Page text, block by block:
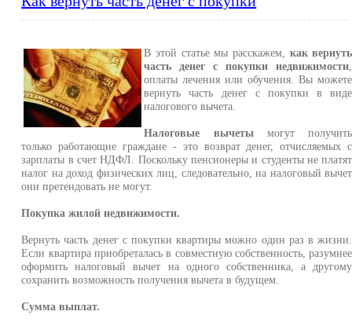
В этой статье мы расскажем, как вернуть
часть денег с покупки недвижимости
оплаты лечения или обучения. Вы можете
вернуть часть денег с покупки в виде
налогового вычета.
Налоговые вычетымогут получить
только работающие граждане - это возврат денег, отчисляемых с
зарплаты в счет НДФЛ. Поскольку пенсионеры и студенты не платят
налог на доход физических лиц, следовательно, на налоговый вычет
они претендовать не могут.
Покупка жилой недвижимости.
Вернуть часть денег с покупки квартиры можно один раз в жизни.
Если квартира приобреталась в совместную собственность, разумнее
оформить налоговый вычет на одного собственника, а другому
сохранить возможность получения вычета в будущем.
Сумма выплат.